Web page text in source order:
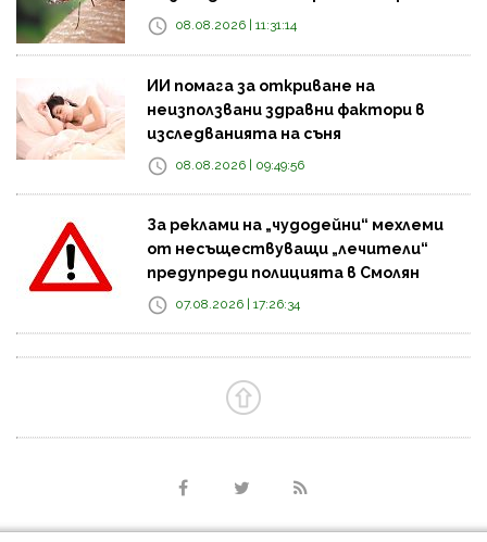
08.08.2026 | 11:31:14
ИИ помага за откриване на
неизползвани здравни фактори в
изследванията на съня
08.08.2026 | 09:49:56
За реклами на „чудодейни“ мехлеми
от несъществуващи „лечители“
предупреди полицията в Смолян
07.08.2026 | 17:26:34